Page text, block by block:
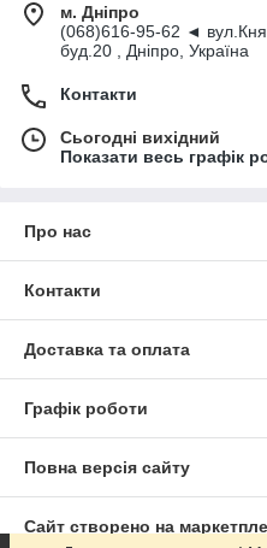
м. Дніпро
(068)616-95-62 ◄
буд.20 , Дніпро, Україна
Контакти
Сьогодні вихідний
Показати весь графік
Про нас
Контакти
Доставка та оплата
Графік роботи
Повна версія сайту
Сайт створено на